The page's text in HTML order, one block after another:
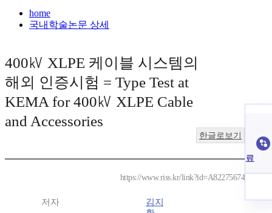
home
국내학술논문 상세
400㎸ XLPE 케이블 시스템의
해외 인증시험 = Type Test at
KEMA for 400㎸ XLPE Cable
and Accessories
한글로보기
https://www.riss.kr/link?id=A82275674
저자
김지
료